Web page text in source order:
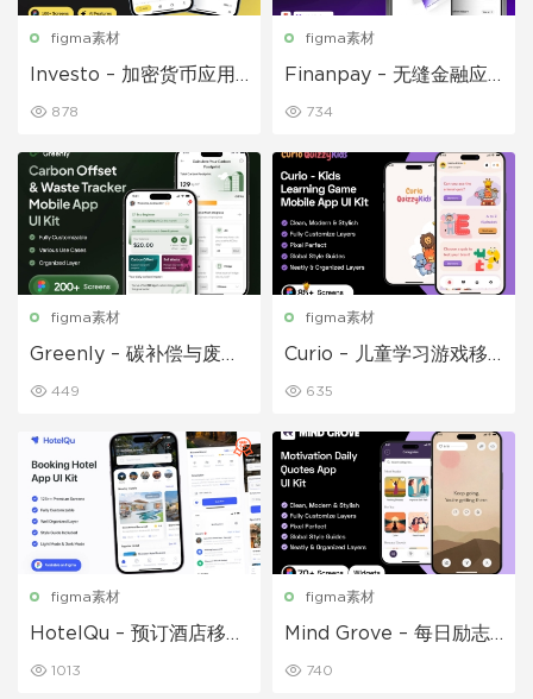
figma素材
Investo – 加密货币应用
878
figma素材
Finanpay – 无缝金融应
734
figma素材
Greenly – 碳补偿与废物
件
449
figma素材
Curio – 儿童学习游戏移
635
figma素材
HotelQu – 预订酒店移动
1013
figma素材
Mind Grove – 每日励志
740